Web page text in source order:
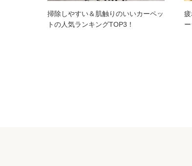
掃除しやすい＆肌触りのいいカーペッ
トの人気ランキングTOP3！